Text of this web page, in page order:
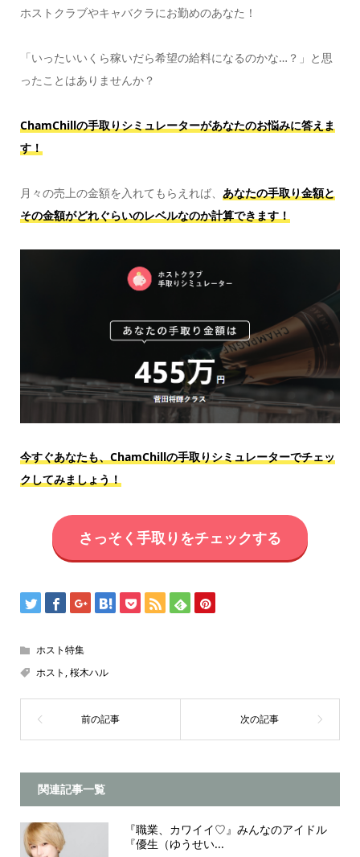
ホストクラブやキャバクラにお勤めのあなた！
「いったいいくら稼いだら希望の給料になるのかな…？」と思
ったことはありませんか？
ChamChillの手取りシミュレーターがあなたのお悩みに答えま
す！
月々の売上の金額を入れてもらえれば、 あなたの手取り金額と
その金額がどれぐらいのレベルなのか計算できます！
今すぐあなたも、ChamChillの手取りシミュレーターでチェッ
クしてみましょう！
さっそく手取りをチェックする
ホスト特集
ホスト,桜木ハル
関連記事一覧
『職業、カワイイ♡』みんなのアイドル
『優生（ゆうせい...